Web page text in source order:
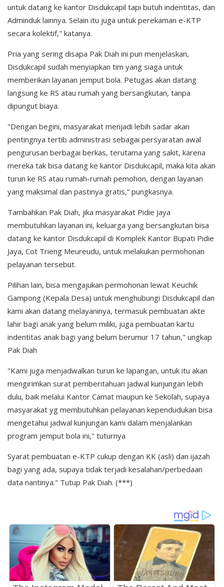
untuk datang ke kantor Disdukcapil tapi butuh indentitas, dan
Adminduk lainnya. Selain itu juga untuk perekaman e-KTP
secara kolektif," katanya.
Pria yang sering disapa Pak Diah ini pun menjelaskan,
Disdukcapil sudah menyiapkan tim yang siaga untuk
memberikan layanan jemput bola. Petugas akan datang
langsung ke RS atau rumah yang bersangkutan, tanpa
dipungut biaya.
"Dengan begini, masyarakat menjadi lebih sadar akan
pentingnya tertib administrasi sebagai persyaratan awal
pengurusan berbagai berkas, terutama yang sakit, karena
mereka tak bisa datang ke kantor Disdukcapil, maka kita akan
turun ke RS atau rumah-rumah pemohon, dengan layanan
yang maksimal dan pastinya gratis,” pungkasnya.
Tambahkan Pak Diah, jika masyarakat Pidie Jaya
membutuhkan layanan ini, keluarga yang bersangkutan bisa
datang ke kantor Disdukcapil di Komplek Kantor Bupati Pidie
Jaya, Cot Trieng Meureudu, untuk melakukan permohonan
pelayanan tersebut.
Pilihan lain, bisa mengajukan permohonan lewat Keuchik
Gampong (Kepala Desa) untuk menghubungi Disdukcapil dan
kami akan datang melayaninya, termasuk pembuatan akte
lahir bagi anak yang belum miliki, juga pembuatan kartu
indentitas anak bagi yang belum berumur 17 tahun," ungkap
Pak Diah
"Kami juga menjadwalkan turun ke lapangan, untuk itu akan
mengirimkan surat pemberitahuan jadwal kunjungan lebih
dulu, baik melalui Kantor Camat maupun ke Sekolah, supaya
masyarakat yg membutuhkan pelayanan kependudukan bisa
mengetahui jadwal kunjungan kami dalam menjalankan
program jemput bola ini," tuturnya
Syarat pembuatan e-KTP cukup dengan KK (asli) dan ijazah
bagi yang ada, supaya tidak terjadi kesalahan/perbedaan
data nantinya." Tutup Pak Diah. (***)